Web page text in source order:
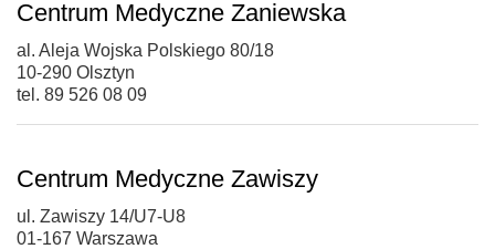
Centrum Medyczne Zaniewska
al. Aleja Wojska Polskiego 80/18
10-290 Olsztyn
tel. 89 526 08 09
Centrum Medyczne Zawiszy
ul. Zawiszy 14/U7-U8
01-167 Warszawa